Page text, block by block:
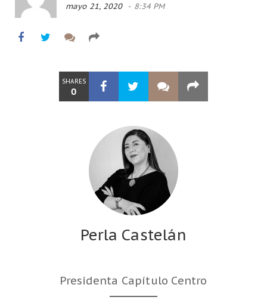
mayo 21, 2020 8:34 PM
SHARES
0
Perla Castelán
Presidenta Capítulo Centro